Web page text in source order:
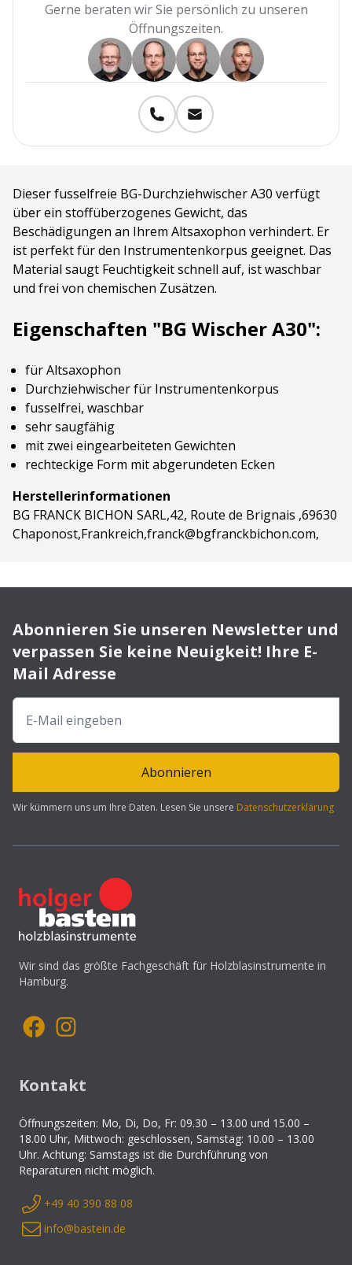
Gerne beraten wir Sie persönlich zu unseren
Öffnungszeiten.
Dieser fusselfreie BG-Durchziehwischer A30 verfügt
über ein stoffüberzogenes Gewicht, das
Beschädigungen an Ihrem Altsaxophon verhindert. Er
ist perfekt für den Instrumentenkorpus geeignet. Das
Material saugt Feuchtigkeit schnell auf, ist waschbar
und frei von chemischen Zusätzen.
Eigenschaften "BG Wischer A30":
für Altsaxophon
Durchziehwischer für Instrumentenkorpus
fusselfrei, waschbar
sehr saugfähig
mit zwei eingearbeiteten Gewichten
rechteckige Form mit abgerundeten Ecken
Herstellerinformationen
BG FRANCK BICHON SARL,42, Route de Brignais ,69630
Chaponost,Frankreich,franck@bgfranckbichon.com,
Abonnieren Sie unseren Newsletter und
verpassen Sie keine Neuigkeit! Ihre E-
Mail Adresse
Abonnieren
Wir kümmern uns um Ihre Daten. Lesen Sie unsere Datenschutzerklärung
Wir sind das größte Fachgeschäft für Holzblasinstrumente in
Hamburg.
Kontakt
Öffnungszeiten: Mo, Di, Do, Fr: 09.30 – 13.00 und 15.00 –
18.00 Uhr, Mittwoch: geschlossen, Samstag: 10.00 – 13.00
Uhr. Achtung: Samstags ist die Durchführung von
Reparaturen nicht möglich.
+49 40 390 88 08
info@bastein.de